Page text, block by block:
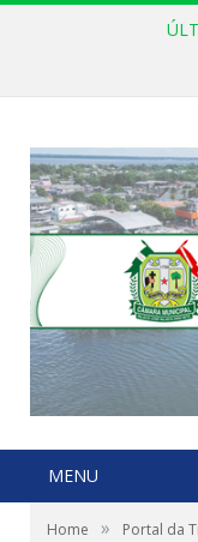
MENU
Home » Portal da